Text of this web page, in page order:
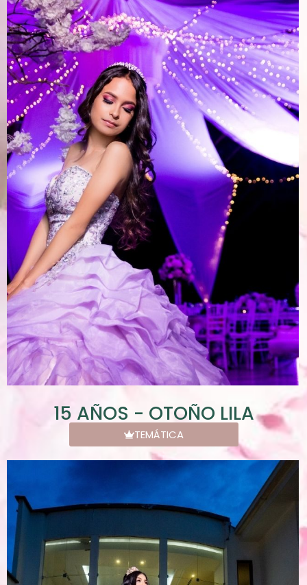
15 AÑOS - OTOÑO LILA
TEMÁTICA